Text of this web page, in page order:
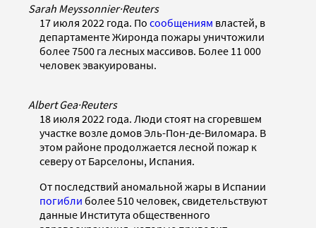
Sarah Meyssonnier·Reuters
17 июля 2022 года. По сообщениям властей, в
департаменте Жиронда пожары уничтожили
более 7500 га лесных массивов. Более 11 000
человек эвакуированы.
Albert Gea·Reuters
18 июля 2022 года. Люди стоят на сгоревшем
участке возле домов Эль-Пон-де-Виломара. В
этом районе продолжается лесной пожар к
северу от Барселоны, Испания.
От последствий аномальной жары в Испании
погибли более 510 человек, свидетельствуют
данные Института общественного